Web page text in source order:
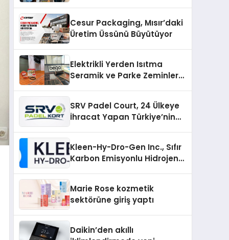
Cesur Packaging, Mısır’daki
Üretim Üssünü Büyütüyor
Elektrikli Yerden Isıtma
Seramik ve Parke Zeminler
SRV Padel Court, 24 Ülkeye
İhracat Yapan Türkiye’nin
Kleen-Hy-Dro-Gen Inc., Sıfır
Karbon Emisyonlu Hidrojen
Aldı
Marie Rose kozmetik
sektörüne giriş yaptı
Daikin’den akıllı